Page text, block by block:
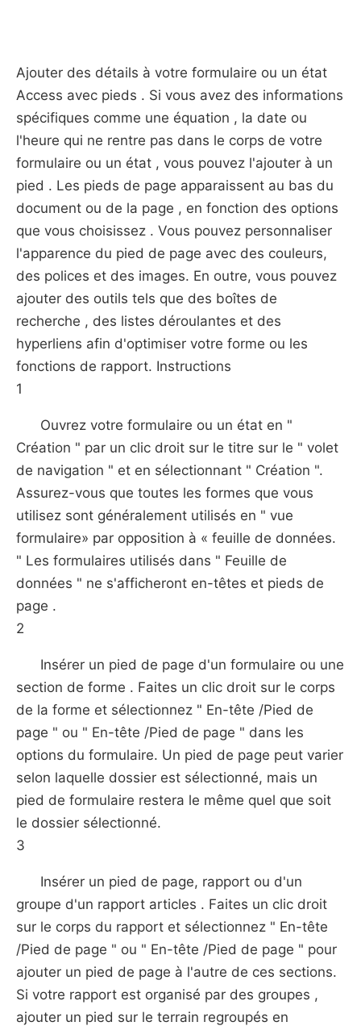
Ajouter des détails à votre formulaire ou un état
Access avec pieds . Si vous avez des informations
spécifiques comme une équation , la date ou
l'heure qui ne rentre pas dans le corps de votre
formulaire ou un état , vous pouvez l'ajouter à un
pied . Les pieds de page apparaissent au bas du
document ou de la page , en fonction des options
que vous choisissez . Vous pouvez personnaliser
l'apparence du pied de page avec des couleurs,
des polices et des images. En outre, vous pouvez
ajouter des outils tels que des boîtes de
recherche , des listes déroulantes et des
hyperliens afin d'optimiser votre forme ou les
fonctions de rapport. Instructions
1
Ouvrez votre formulaire ou un état en "
Création " par un clic droit sur le titre sur le " volet
de navigation " et en sélectionnant " Création ".
Assurez-vous que toutes les formes que vous
utilisez sont généralement utilisés en " vue
formulaire» par opposition à « feuille de données.
" Les formulaires utilisés dans " Feuille de
données " ne s'afficheront en-têtes et pieds de
page .
2
Insérer un pied de page d'un formulaire ou une
section de forme . Faites un clic droit sur ​​le corps
de la forme et sélectionnez " En-tête /Pied de
page " ou " En-tête /Pied de page " dans les
options du formulaire. Un pied de page peut varier
selon laquelle dossier est sélectionné, mais un
pied de formulaire restera le même quel que soit
le dossier sélectionné.
3
Insérer un pied de page, rapport ou d'un
groupe d'un rapport articles . Faites un clic droit
sur ​​le corps du rapport et sélectionnez " En-tête
/Pied de page " ou " En-tête /Pied de page " pour
ajouter un pied de page à l'autre de ces sections.
Si votre rapport est organisé par des groupes ,
ajouter un pied sur le terrain regroupés en